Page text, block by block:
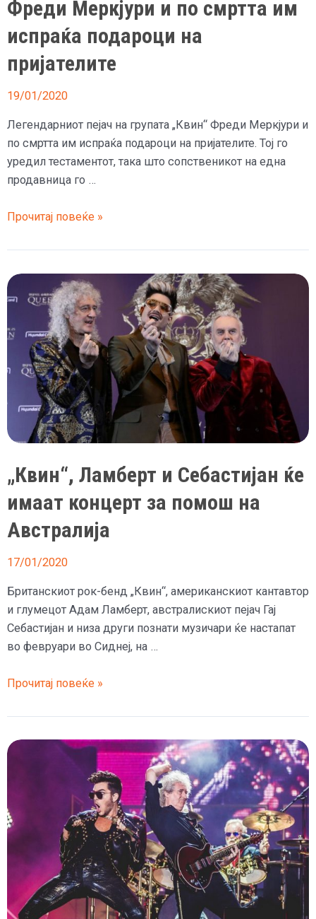
Фреди Меркјури и по смртта им
испраќа подароци на
пријателите
19/01/2020
Легендарниот пејач на групата „Квин“ Фреди Меркјури и
по смртта им испраќа подароци на пријателите. Тој го
уредил тестаментот, така што сопственикот на една
продавница го …
Фреди
и
по
смртта
испраќа
подароци
пријателите
Прочитај повеќе »
„Квин“, Ламберт и Себастиjан ќе
имаат концерт за помош на
Австралија
17/01/2020
Британскиот рок-бенд „Квин“, американскиот кантавтор
и глумецот Адам Ламберт, австралискиот пејач Гај
Себастиjан и низа други познати музичари ќе настапат
во февруари во Сиднеј, на …
„Квин“,
и
Себастиjан
ќе
за
помош
Австралија
Прочитај повеќе »